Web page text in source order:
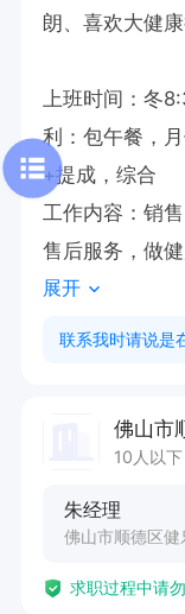
朗、喜欢大健
上班时间：
利：包午餐，
+提成，综合
工作内容：销
售后服务，做
志。
帮顾客做下姜
健） 朱经理
展开
联系我时请说是
10人以下
朱经理
佛山市顺德区健
求职过程中请